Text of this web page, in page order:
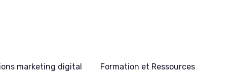
marketing digital Formation et Ressources